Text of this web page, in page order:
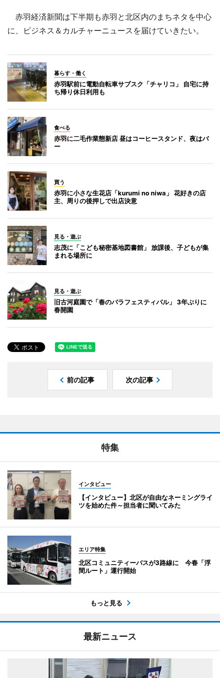
赤羽経済新聞は下半期も赤羽と北区内のまちネタを中心
に、ビジネス＆カルチャーニュースを届けていきたい。
暮らす・働く
赤羽駅前に電動自転車サブスク「チャリコ」 自宅に持
ち帰り休日利用も
食べる
赤羽に二毛作業態新店 昼はコーヒースタンド、夜はバ
ー
買う
赤羽に小さな生花店「kurumi no niwa」 花好きの店
主、周りの後押しで出店決意
見る・遊ぶ
志茂に「こども秘密基地図書館」 放課後、子どもが集
まれる場所に
見る・遊ぶ
旧古河庭園で「春のバラフェスティバル」 3年ぶりに
春開園
前の記事 次の記事
特集
インタビュー
【インタビュー】北区が自由なネーミングライ
ツを始めた件～担当者に聞いてみた
エリア特集
北区コミュニティーバスが3路線に 今春「浮
間ルート」運行開始
もっと見る
最新ニュース